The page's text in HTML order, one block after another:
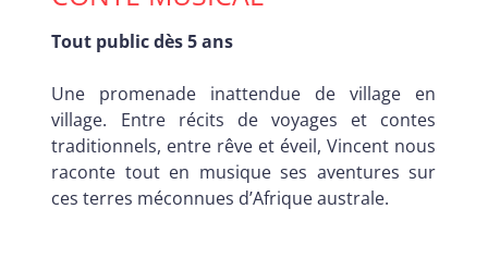
Tout public dès 5 ans
Une promenade inattendue de village en
village. Entre récits de voyages et contes
traditionnels, entre rêve et éveil, Vincent nous
raconte tout en musique ses aventures sur
ces terres méconnues d’Afrique australe.